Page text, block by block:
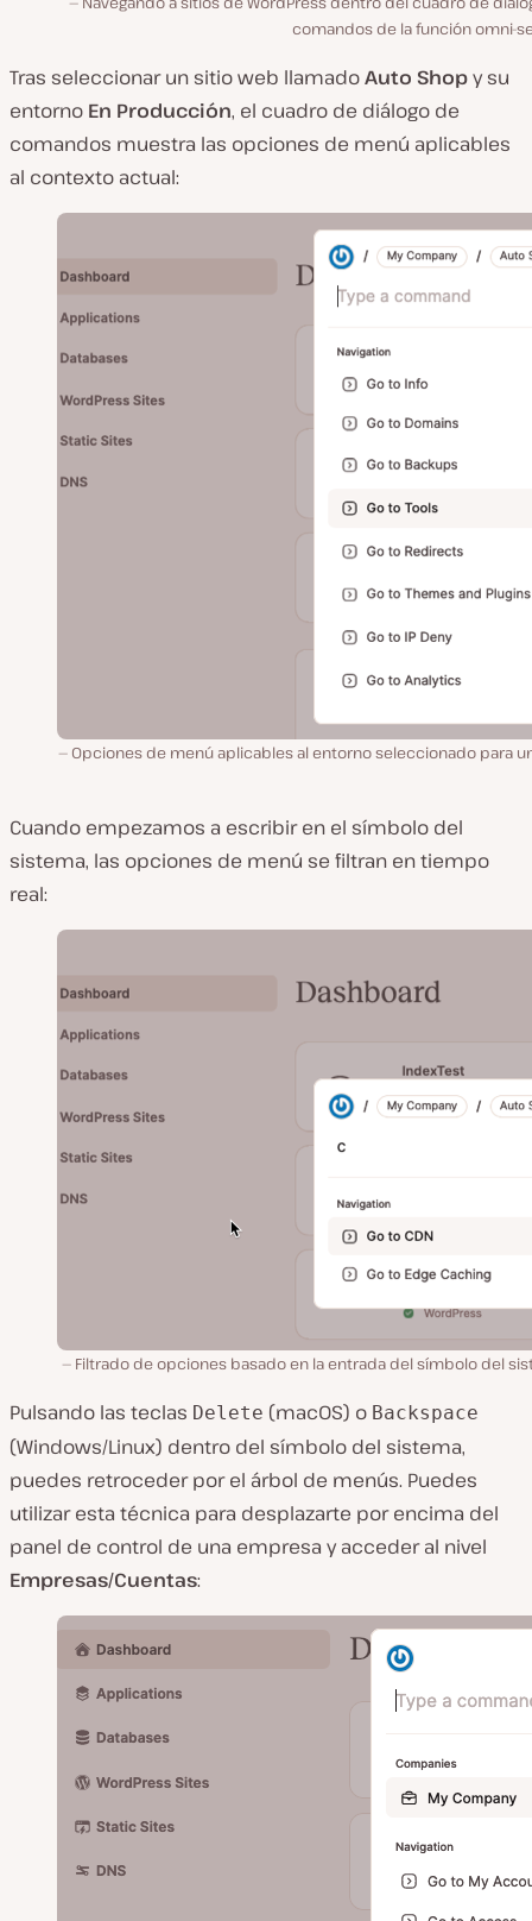
comandos de la función omni-
Tras seleccionar un sitio web llamadoAuto Shopy su
entorno En Producción, el cuadro de diálogo de
comandos muestra las opciones de menú aplicables
al contexto actual:
Opciones de menú aplicables al entorno seleccionado para
Cuando empezamos a escribir en el símbolo del
sistema, las opciones de menú se filtran en tiempo
real:
Filtrado de opciones basado en la entrada del símbolo del
Pulsando las teclas Delete (macOS) o Backspace
(Windows/Linux) dentro del símbolo del sistema,
puedes retroceder por el árbol de menús. Puedes
utilizar esta técnica para desplazarte por encima del
panel de control de una empresa y acceder al nivel
Empresas/Cuentas: